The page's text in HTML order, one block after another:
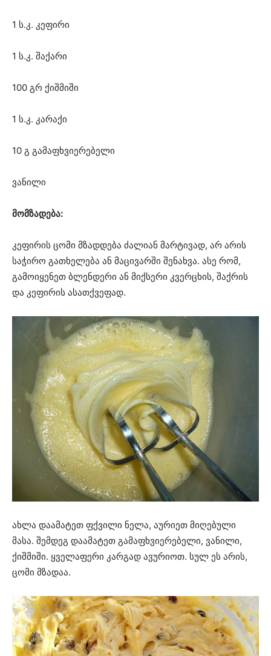
1 ს.კ. კეფირი
1 ს.კ. შაქარი
100 გრ ქიშმიში
1 ს.კ. კარაქი
10 გ გამაფხვიერებელი
ვანილი
მომზადება:
კეფირის ცომი მზადდება ძალიან მარტივად, არ არის
საჭირო გათხელება ან მაცივარში შენახვა. ასე რომ,
გამოიყენეთ ბლენდერი ან მიქსერი კვერცხის, შაქრის
და კეფირის ასათქვეფად.
ახლა დაამატეთ ფქვილი ნელა, აურიეთ მიღებული
მასა. შემდეგ დაამატეთ გამაფხვიერებელი, ვანილი,
ქიშმიში. ყველაფერი კარგად ავურიოთ. სულ ეს არის,
ცომი მზადაა.